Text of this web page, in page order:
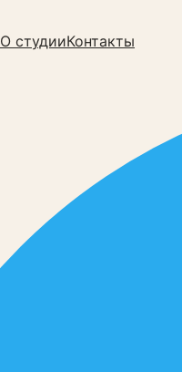
О студииКонтакты